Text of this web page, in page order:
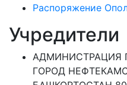
Распоряжение
Учредители
АДМИНИСТРАЦИЯ
ГОРОД